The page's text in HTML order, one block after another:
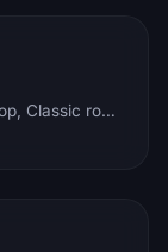
Dance, Rock, R'n'b, Disco, Pop, Classic rock, Techno, Reggae